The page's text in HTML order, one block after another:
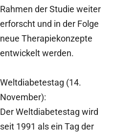
Rahmen der Studie weiter
erforscht und in der Folge
neue Therapiekonzepte
entwickelt werden.
Weltdiabetestag (14.
November):
Der Weltdiabetestag wird
seit 1991 als ein Tag der